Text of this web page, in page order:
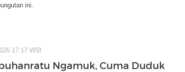
ini.
17:17 WIB
Ngamuk, Cuma Duduk